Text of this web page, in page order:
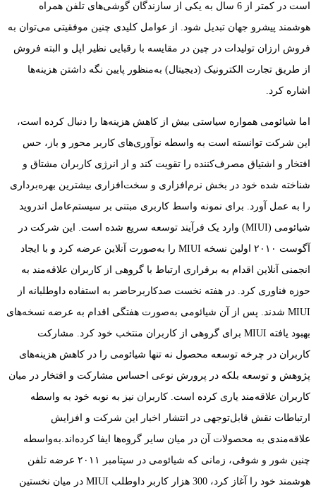
است در کمتر از 6 سال به یکی از سازندگان گوشی‌های تلفن همراه
هوشمند پیشرو جهان تبدیل شود. از عوامل کلیدی چنین موفقیتی می‌توان به
فروش ارزان تولیدات در چین در مقایسه با رقبایی نظیر اپل و البته فروش
از طریق تجارت الکترونیک (دیجیتال) به‌منظور پایین نگه داشتن هزینه‌ها
اشاره کرد.
اما شیائومی همواره سیاستی بیش از کاهش هزینه‌ها را دنبال کرده است،
این شرکت توانسته است به واسطه نوآوری‌های کاربر محور و باز، حس
افتخار و اشتیاق مصرف‌کننده را تقویت کند و از انرژی کاربران مشتاق و
شناخته شده خود در بخش نرم‌افزاری و سخت‌افزاری بیشترین بهره‌برداری
را به عمل آورد. برای نمونه واسط کاربری مبتنی بر سیستم‌عامل اندروید
شیائومی (MIUI) وارد یک فرآیند توسعه سریع شده است. این شرکت در
آگوست ۲۰۱۰ اولین نسخه MIUI را به‌صورت آنلاین عرضه کرد و با ایجاد
انجمنی آنلاین اقدام به برقراری ارتباط با گروهی از کاربران علاقه‌مند به
حوزه فناوری کرد. در هفته نخست صدکاربرحاضر به استفاده داوطلبانه از
MIUI شدند. پس از آن شیائومی به‌صورت هفتگی اقدام به عرضه نسخه‌های
بهبود یافته MIUI برای گروهی از کاربران منتخب خود کرد. مشارکت
کاربران در چرخه توسعه محصول نه تنها شیائومی را در کاهش هزینه‌های
پژوهش و توسعه بلکه در پرورش نوعی احساس مشارکت و افتخار در میان
کاربران علاقه‌مند یاری کرده است. کاربران نیز به نوبه خود به واسطه
ارتباطات نقش قابل‌توجهی در انتشار اخبار این شرکت و افزایش
علاقه‌مندی به محصولات آن در میان سایر گروه‌ها ایفا کرده‌اند.به‌واسطه
چنین شور و شوقی، زمانی که شیائومی در سپتامبر ۲۰۱۱ عرضه تلفن
هوشمند خود را آغاز کرد، 300 هزار کاربر داوطلب MIUI در میان نخستین